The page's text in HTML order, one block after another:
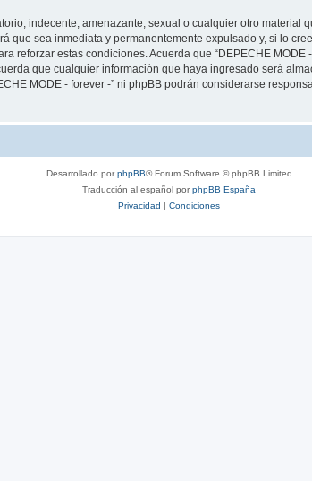
indecente, amenazante, sexual o cualquier otro material
que sea inmediata y permanentemente expulsado y, si lo
reforzar estas condiciones. Acuerda que “DEPECHE
que cualquier información que haya ingresado será
MODE - forever -” ni phpBB podrán considerarse
Desarrollado porphpBB® Forum Software © phpBB Limited
Traducción al español porphpBB España
Privacidad | Condiciones